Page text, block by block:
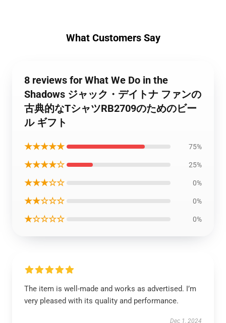
What Customers Say
8 reviews for What We Do in the
Shadows ジャック・デイトナ ファンの
古典的なTシャツRB2709のためのビー
ル ギフト
★★★★★ 75%
★★★★☆ 25%
★★★☆☆ 0%
★★☆☆☆ 0%
★☆☆☆☆ 0%
The item is well-made and works as advertised. I’m
very pleased with its quality and performance.
Dec 1, 2024